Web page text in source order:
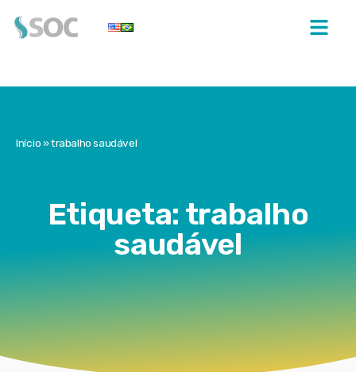
Início»trabalho saudável
Etiqueta: trabalho
saudável